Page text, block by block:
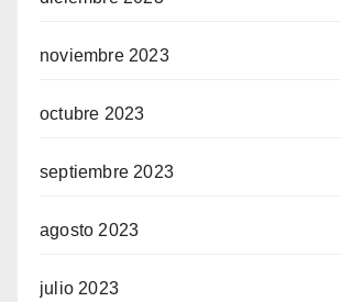
noviembre 2023
octubre 2023
septiembre 2023
agosto 2023
julio 2023